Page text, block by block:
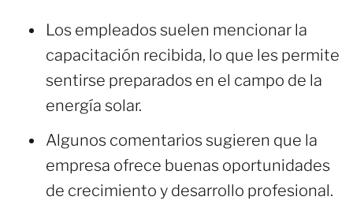
Los empleados suelen mencionar la
capacitación recibida, lo que les permite
sentirse preparados en el campo de la
energía solar.
Algunos comentarios sugieren que la
empresa ofrece buenas oportunidades
de crecimiento y desarrollo profesional.